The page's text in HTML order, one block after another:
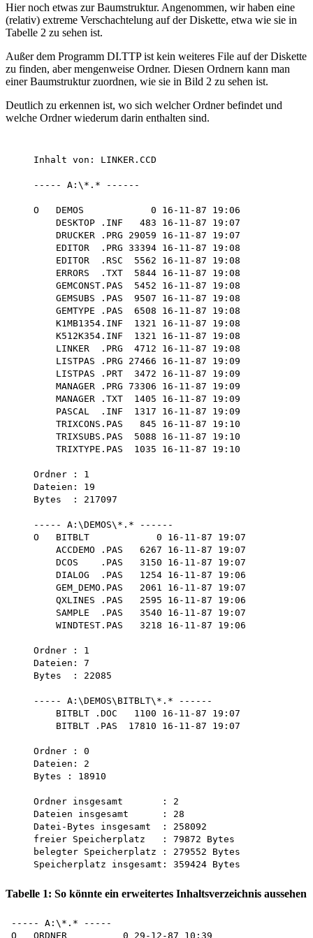
Hier noch etwas zur Baumstruktur. Angenommen, wir haben eine
(relativ) extreme Verschachtelung auf der Diskette, etwa wie sie in
Tabelle 2 zu sehen ist.
Außer dem Programm DI.TTP ist kein weiteres File auf der Diskette
zu finden, aber mengenweise Ordner. Diesen Ordnern kann man
einer Baumstruktur zuordnen, wie sie in Bild 2 zu sehen ist.
Deutlich zu erkennen ist, wo sich welcher Ordner befindet und
welche Ordner wiederum darin enthalten sind.
    Inhalt von: LINKER.CCD
    ----- A:\*.* ------
    O   DEMOS            0 16-11-87 19:06
        DESKTOP .INF   483 16-11-87 19:07
        DRUCKER .PRG 29059 16-11-87 19:07
        EDITOR  .PRG 33394 16-11-87 19:08
        EDITOR  .RSC  5562 16-11-87 19:08
        ERRORS  .TXT  5844 16-11-87 19:08
        GEMCONST.PAS  5452 16-11-87 19:08
        GEMSUBS .PAS  9507 16-11-87 19:08
        GEMTYPE .PAS  6508 16-11-87 19:08
        K1MB1354.INF  1321 16-11-87 19:08
        K512K354.INF  1321 16-11-87 19:08
        LINKER  .PRG  4712 16-11-87 19:08
        LISTPAS .PRG 27466 16-11-87 19:09
        LISTPAS .PRT  3472 16-11-87 19:09
        MANAGER .PRG 73306 16-11-87 19:09
        MANAGER .TXT  1405 16-11-87 19:09
        PASCAL  .INF  1317 16-11-87 19:09
        TRIXCONS.PAS   845 16-11-87 19:10
        TRIXSUBS.PAS  5088 16-11-87 19:10
        TRIXTYPE.PAS  1035 16-11-87 19:10
    Ordner : 1
    Dateien: 19
    Bytes  : 217097
    ----- A:\DEMOS\*.* ------
    O   BITBLT            0 16-11-87 19:07
        ACCDEMO .PAS   6267 16-11-87 19:07
        DCOS    .PAS   3150 16-11-87 19:07
        DIALOG  .PAS   1254 16-11-87 19:06
        GEM_DEMO.PAS   2061 16-11-87 19:07
        QXLINES .PAS   2595 16-11-87 19:06
        SAMPLE  .PAS   3540 16-11-87 19:07
        WINDTEST.PAS   3218 16-11-87 19:06
    Ordner : 1
    Dateien: 7
    Bytes  : 22085
    ----- A:\DEMOS\BITBLT\*.* ------
        BITBLT .DOC   1100 16-11-87 19:07
        BITBLT .PAS  17810 16-11-87 19:07
    Ordner : 0
    Dateien: 2
    Bytes : 18910
    Ordner insgesamt       : 2
    Dateien insgesamt      : 28
    Datei-Bytes insgesamt  : 258092
    freier Speicherplatz   : 79872 Bytes
    belegter Speicherplatz : 279552 Bytes
Tabelle 1: So könnte ein erweitertes Inhaltsverzeichnis aussehen
----- A:\*.* -----
O   ORDNER          0 29-12-87 10:39